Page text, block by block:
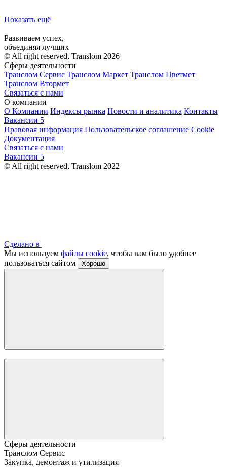
Показать ещё
Развиваем успех,
объединяя лучших
© All right reserved, Translom 2026
Сферы деятельности
Транслом Сервис Транслом Маркет Транслом Цветмет
Транслом Втормет
Связаться с нами
О компании
О Компании Индексы рынка Новости и аналитика Контакты
Вакансии 5
Правовая информация Пользовательское соглашение Cookie
Документация
Связаться с нами
Вакансии 5
© All right reserved, Translom 2022
Сделано в
Мы используем файлы cookie, чтобы вам было удобнее
пользоваться сайтом
Хорошо
Сферы деятельности
Транслом Сервис
Закупка, демонтаж и утилизация